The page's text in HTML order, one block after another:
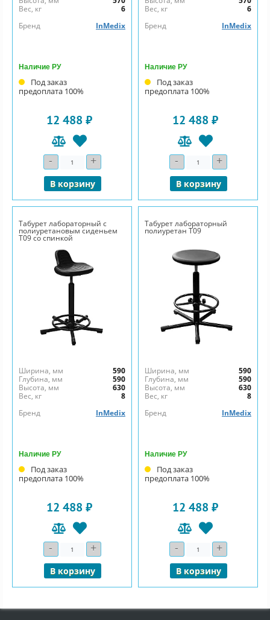
Вес, кг
6
Бренд
InMedix
Наличие РУ
Под заказ
предоплата 100%
12 488 ₽
- Количество+
В корзину
Вес, кг
6
Бренд
InMedix
Наличие РУ
Под заказ
предоплата 100%
12 488 ₽
- Количество+
В корзину
Табурет лабораторный с
полиуретановым сиденьем
Т09 со спинкой
Ширина, мм
590
Глубина, мм
590
Высота, мм
630
Вес, кг
8
Бренд
InMedix
Наличие РУ
Под заказ
предоплата 100%
12 488 ₽
- Количество+
В корзину
Табурет лабораторный
полиуретан Т09
Ширина, мм
590
Глубина, мм
590
Высота, мм
630
Вес, кг
8
Бренд
InMedix
Наличие РУ
Под заказ
предоплата 100%
12 488 ₽
- Количество+
В корзину